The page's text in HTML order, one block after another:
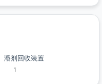
溶剂回收装置
1